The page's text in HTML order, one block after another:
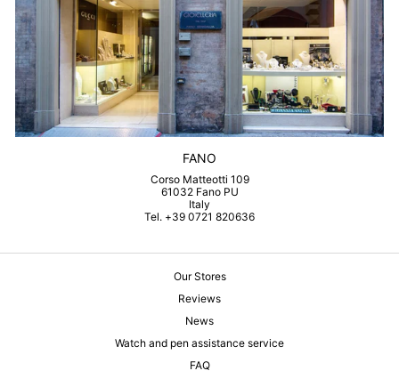
FANO
Corso Matteotti 109
61032 Fano PU
Italy
Tel. +39 0721 820636
Our Stores
Reviews
News
Watch and pen assistance service
FAQ